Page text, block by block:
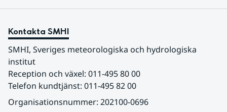
Kontakta SMHI
SMHI, Sveriges meteorologiska och hydrologiska
institut
Reception och växel: 011-495 80 00
Telefon kundtjänst: 011-495 82 00
Organisationsnummer: 202100-0696